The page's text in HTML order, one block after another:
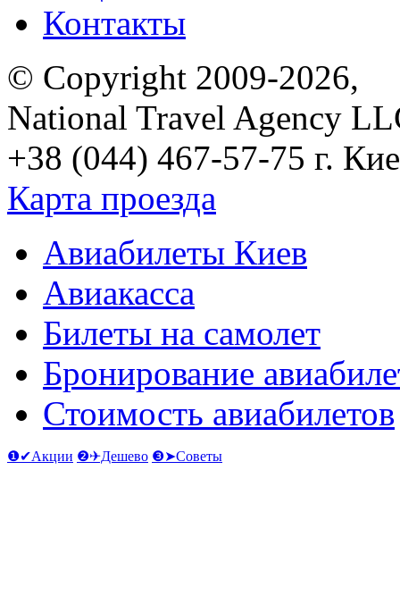
Контакты
© Copyright 2009-2026,
National Travel Agency
+38 (044) 467-57-75 г.
Карта проезда
Авиабилеты Киев
Авиакасса
Билеты на самолет
Бронирование
Стоимость авиабилетов
❶✔Акции ❷✈Дешево ❸➤Советы